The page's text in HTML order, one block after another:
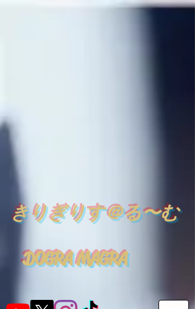
きりぎりす＠る〜む
DOGRA MAGRA